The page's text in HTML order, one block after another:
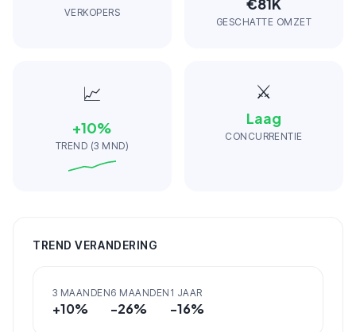
VERKOPERS
GESCHATTE OMZET
📈
+10%
TREND (3 MND)
⚔️
Laag
CONCURRENTIE
TREND VERANDERING
3 MAANDEN
+10%
6 MAANDEN
-26%
1 JAAR
-16%